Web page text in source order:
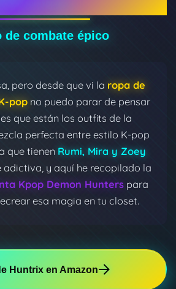
de combate épico
pero desde que vi la ropa de
pop no puedo parar de pensar
que están los outfits de la
perfecta entre estilo K-pop
que tienen Rumi, Mira y Zoey
adictiva, y aquí he recopilado la
Kpop Demon Hunters para
esa magia en tu closet.
Huntrix en Amazon